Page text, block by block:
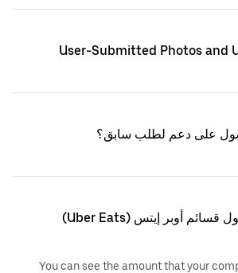
User-Submitted Photos and
على دعم لطلب سابق؟
الأسئلة الشائعة حول قسائم أوبر إيتس (Uber Eats)
You can see the amount that your